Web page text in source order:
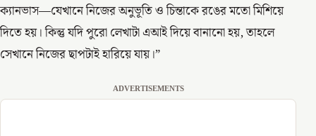
ক্যানভাস—যেখানে নিজের অনুভূতি ও চিন্তাকে রঙের মতো মিশিয়ে
দিতে হয়। কিন্তু যদি পুরো লেখাটা এআই দিয়ে বানানো হয়, তাহলে
সেখানে নিজের ছাপটাই হারিয়ে যায়।”
ADVERTISEMENTS